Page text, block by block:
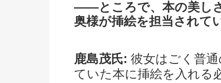
――ところで、本の美し
奥様が挿絵を担当されて
鹿島茂氏: 彼女はごく普
ていた本に挿絵を入れる